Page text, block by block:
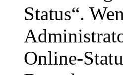
Status“.
Online-